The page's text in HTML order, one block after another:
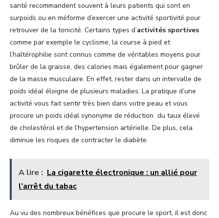
santé recommandent souvent à leurs patients qui sont en
surpoids ou en méforme d’exercer une activité sportivité pour
retrouver de la tonicité. Certains types d’activités sportives
comme par exemple le cyclisme, la course à pied et
l’haltérophilie sont connus comme de véritables moyens pour
brûler de la graisse, des calories mais également pour gagner
de la masse musculaire. En effet, rester dans un intervalle de
poids idéal éloigne de plusieurs maladies. La pratique d’une
activité vous fait sentir très bien dans votre peau et vous
procure un poids idéal synonyme de réduction du taux élevé
de cholestérol et de l’hypertension artérielle. De plus, cela
diminue les risques de contracter le diabète.
A lire : La cigarette électronique : un allié pour
l’arrêt du tabac
Au vu des nombreux bénéfices que procure le sport, il est donc